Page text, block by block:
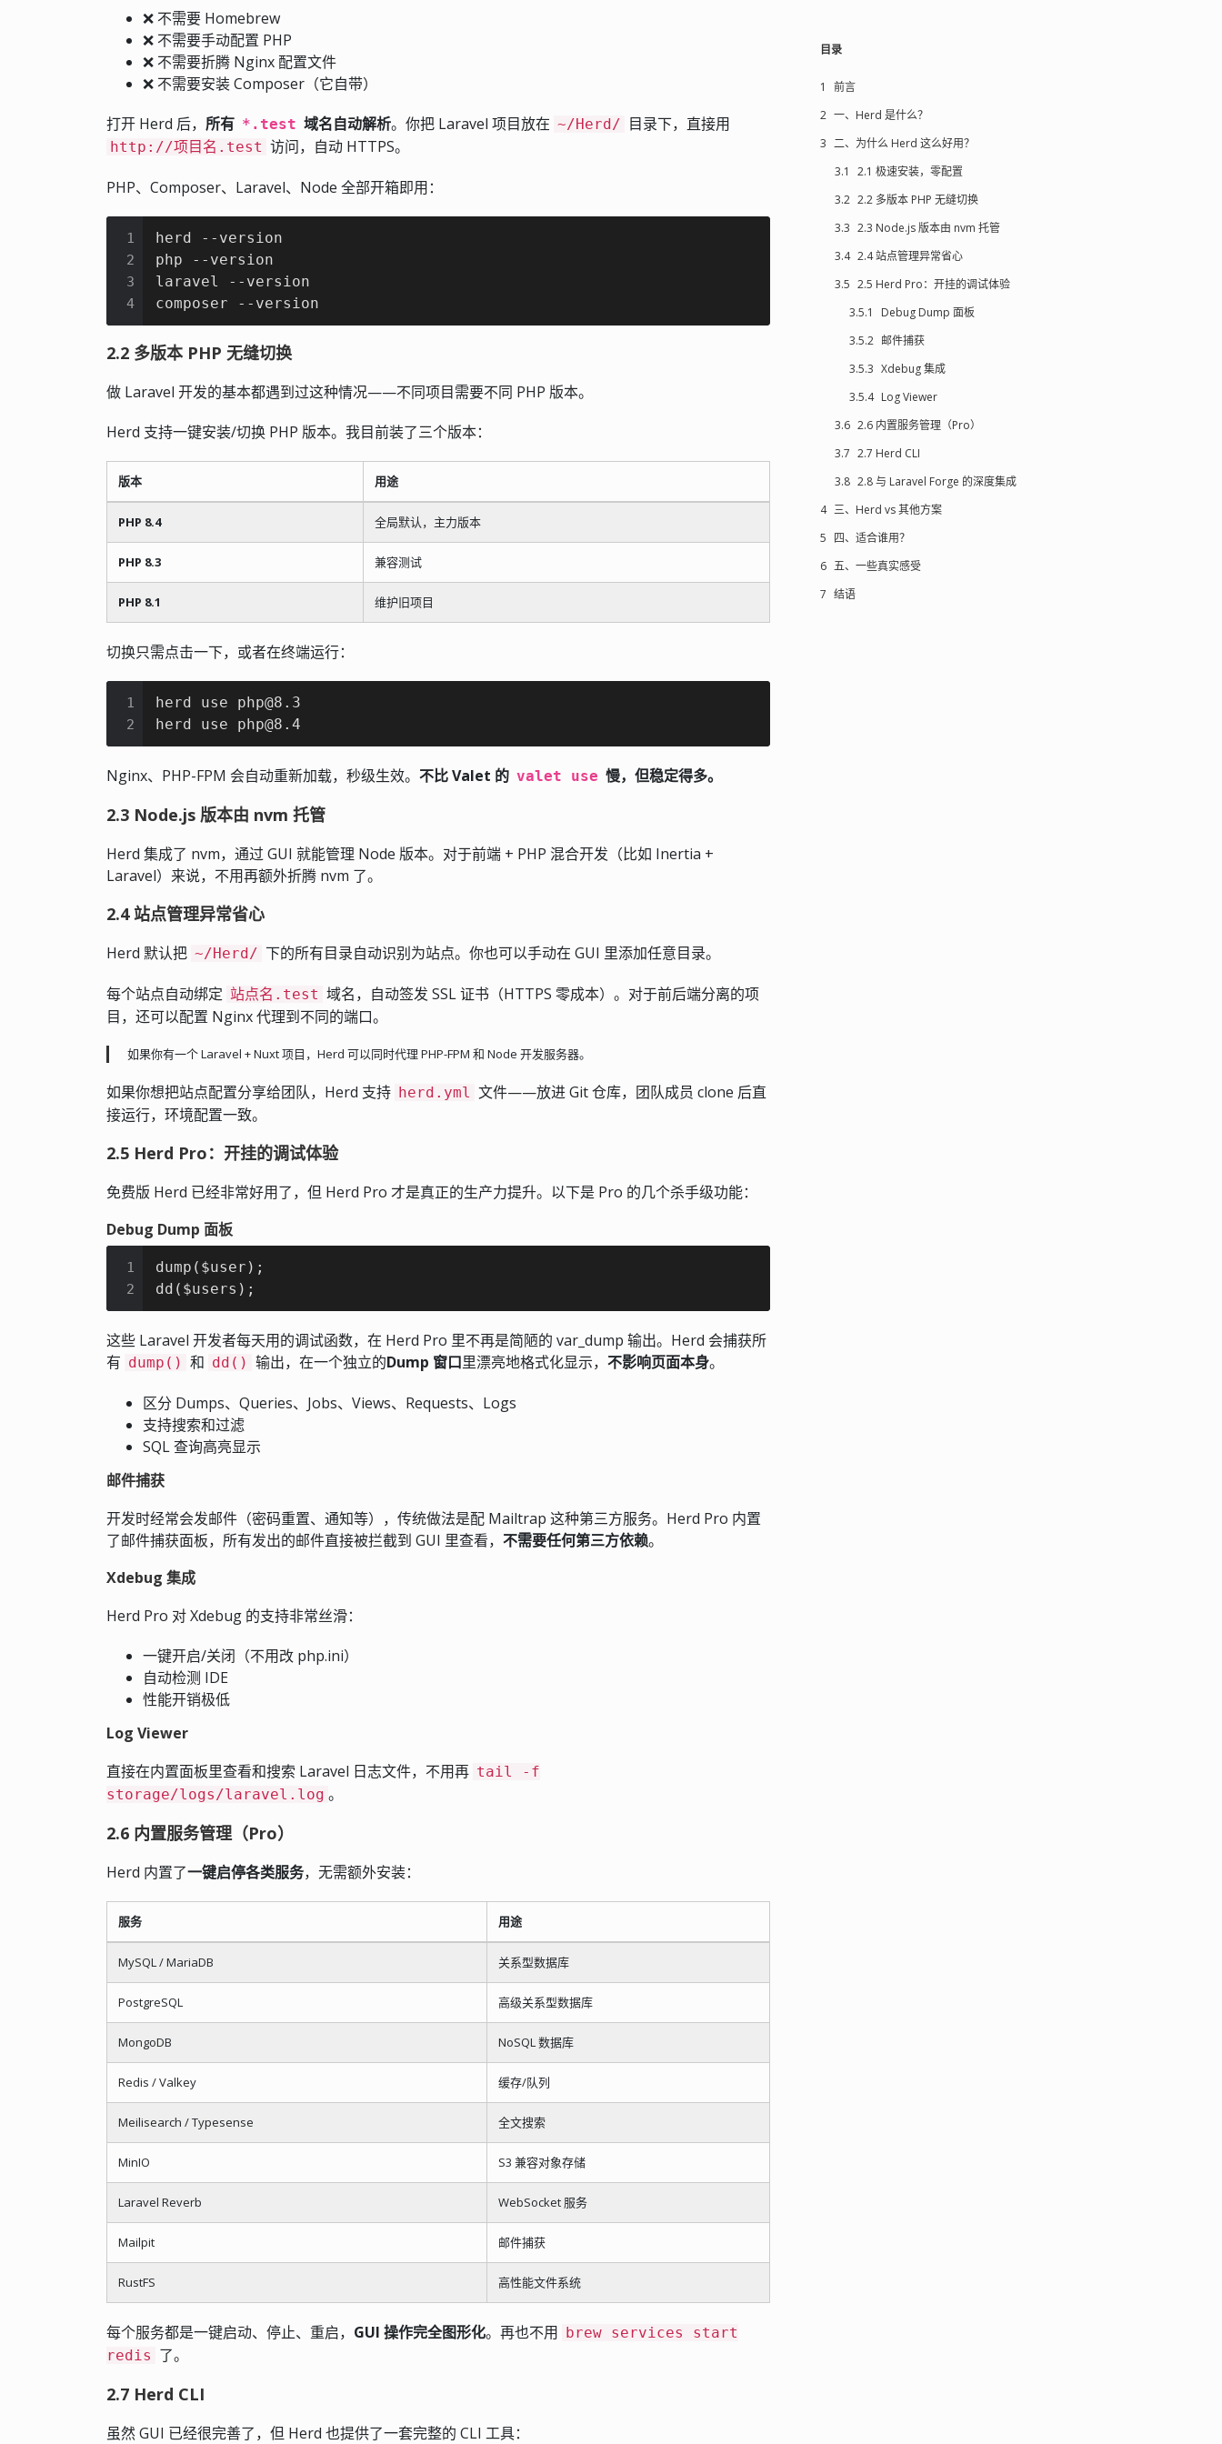
❌ 不需要 Homebrew
❌ 不需要手动配置 PHP
❌ 不需要折腾 Nginx 配置文件
❌ 不需要安装 Composer（它自带）
打开 Herd 后， 所有 *.test 域名自动解析。你把 Laravel 项目放在 ~/Herd/ 目录下，直接用
http://项目名.test 访问，自动 HTTPS。
PHP、Composer、Laravel、Node 全部开箱即用：
1
2
3
4
herd --version
php --version
laravel --version
composer --version
2.2 多版本 PHP 无缝切换
做 Laravel 开发的基本都遇到过这种情况——不同项目需要不同 PHP 版本。
Herd 支持一键安装/切换 PHP 版本。我目前装了三个版本：
版本 用途
PHP 8.4 全局默认，主力版本
PHP 8.3 兼容测试
PHP 8.1 维护旧项目
切换只需点击一下，或者在终端运行：
1
2
herd use php@8.3
herd use php@8.4
Nginx、PHP-FPM 会自动重新加载，秒级生效。 不比 Valet 的 valet use 慢，但稳定得多。
2.3 Node.js 版本由 nvm 托管
Herd 集成了 nvm，通过 GUI 就能管理 Node 版本。对于前端 + PHP 混合开发（比如 Inertia +
Laravel）来说，不用再额外折腾 nvm 了。
2.4 站点管理异常省心
Herd 默认把 ~/Herd/ 下的所有目录自动识别为站点。你也可以手动在 GUI 里添加任意目录。
每个站点自动绑定 站点名.test 域名，自动签发 SSL 证书（HTTPS 零成本）。对于前后端分离的项
目，还可以配置 Nginx 代理到不同的端口。
如果你有一个 Laravel + Nuxt 项目，Herd 可以同时代理 PHP-FPM 和 Node 开发服务器。
如果你想把站点配置分享给团队，Herd 支持 herd.yml 文件——放进 Git 仓库，团队成员 clone 后直
接运行，环境配置一致。
2.5 Herd Pro：开挂的调试体验
免费版 Herd 已经非常好用了，但 Herd Pro 才是真正的生产力提升。以下是 Pro 的几个杀手级功能：
Debug Dump 面板
1
2
dump($user);
dd($users);
这些 Laravel 开发者每天用的调试函数，在 Herd Pro 里不再是简陋的 var_dump 输出。Herd 会捕获所
有 dump() 和 dd() 输出，在一个独立的Dump 窗口里漂亮地格式化显示， 不影响页面本身。
区分 Dumps、Queries、Jobs、Views、Requests、Logs
支持搜索和过滤
SQL 查询高亮显示
邮件捕获
开发时经常会发邮件（密码重置、通知等），传统做法是配 Mailtrap 这种第三方服务。Herd Pro 内置
了邮件捕获面板，所有发出的邮件直接被拦截到 GUI 里查看， 不需要任何第三方依赖。
Xdebug 集成
Herd Pro 对 Xdebug 的支持非常丝滑：
一键开启/关闭（不用改 php.ini）
自动检测 IDE
性能开销极低
Log Viewer
直接在内置面板里查看和搜索 Laravel 日志文件，不用再 tail -f
storage/logs/laravel.log 。
2.6 内置服务管理（Pro）
Herd 内置了一键启停各类服务，无需额外安装：
服务 用途
MySQL / MariaDB 关系型数据库
PostgreSQL 高级关系型数据库
MongoDB NoSQL 数据库
Redis / Valkey 缓存/队列
Meilisearch / Typesense 全文搜索
MinIO S3 兼容对象存储
Laravel Reverb WebSocket 服务
Mailpit 邮件捕获
RustFS 高性能文件系统
每个服务都是一键启动、停止、重启， GUI 操作完全图形化。再也不用 brew services start
redis 了。
2.7 Herd CLI
虽然 GUI 已经很完善了，但 Herd 也提供了一套完整的 CLI 工具：
目录
1
前言
2 一、Herd 是什么？
3 二、为什么 Herd 这么好用？
3.1
2.1 极速安装，零配置
3.2 2.2 多版本 PHP 无缝切换
3.3 2.3 Node.js 版本由 nvm 托管
3.4 2.4 站点管理异常省心
3.5 2.5 Herd Pro：开挂的调试体验
3.5.1
Debug Dump 面板
3.5.2 邮件捕获
3.5.3 Xdebug 集成
3.5.4 Log Viewer
3.6 2.6 内置服务管理（Pro）
3.7 2.7 Herd CLI
3.8 2.8 与 Laravel Forge 的深度集成
4 三、Herd vs 其他方案
5 四、适合谁用？
6 五、一些真实感受
7 结语